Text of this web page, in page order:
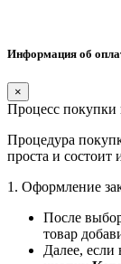
Информация об
×
Процесс покупки
Процедура
проста и состоит
1. Оформление
После
товар
Далее,